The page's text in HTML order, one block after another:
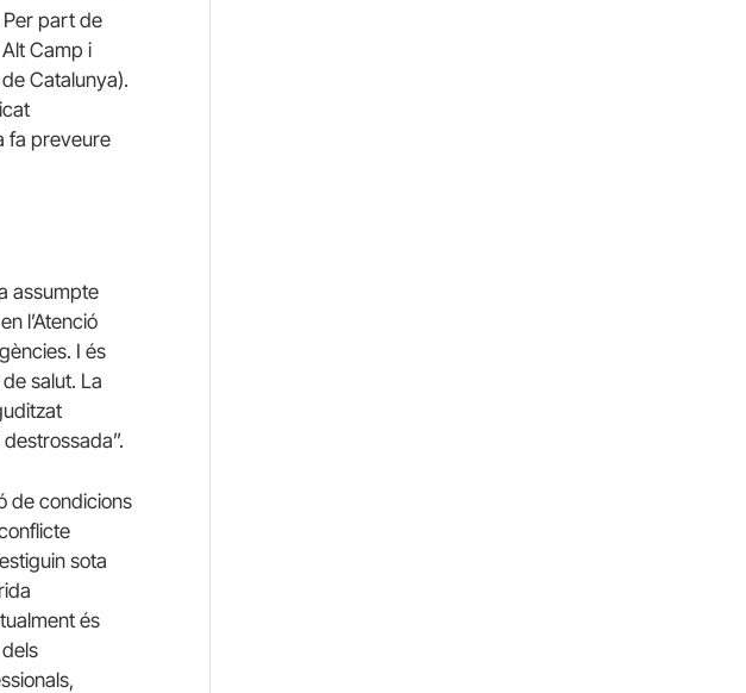
Per part de
Camp i
Catalunya).
fa preveure
assumpte
l’Atenció
I és
salut. La
de condicions
sota
és